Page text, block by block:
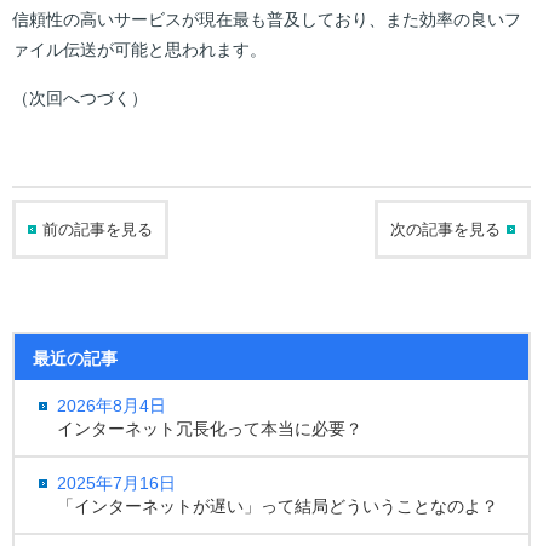
信頼性の高いサービスが現在最も普及しており、また効率の良いフ
ァイル伝送が可能と思われます。
（次回へつづく）
前の記事を見る 次の記事を見る
最近の記事
2026年8月4日
インターネット冗長化って本当に必要？
2025年7月16日
「インターネットが遅い」って結局どういうことなのよ？